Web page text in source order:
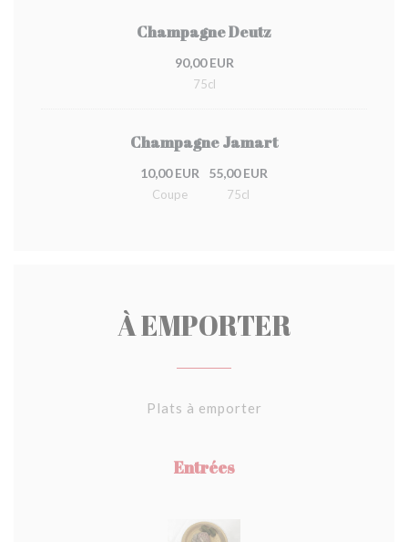
Champagne Deutz
90,00 EUR
75cl
Champagne Jamart
10,00 EUR
Coupe
55,00 EUR
75cl
À EMPORTER
Plats à emporter
Entrées